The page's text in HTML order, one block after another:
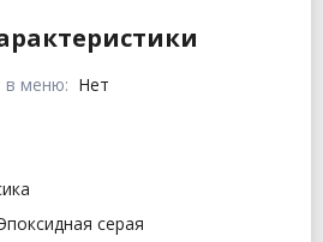
в меню: Нет
серая